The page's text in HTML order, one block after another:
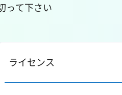
って下さい
ライセンス